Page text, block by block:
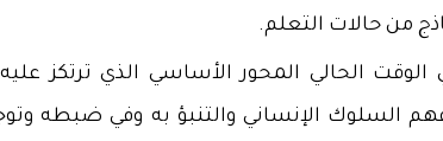
من حالات التعلم.
الحالي المحور الأساسي الذي ترتكز
السلوك الإنساني والتنبؤ به وفي ضبطه